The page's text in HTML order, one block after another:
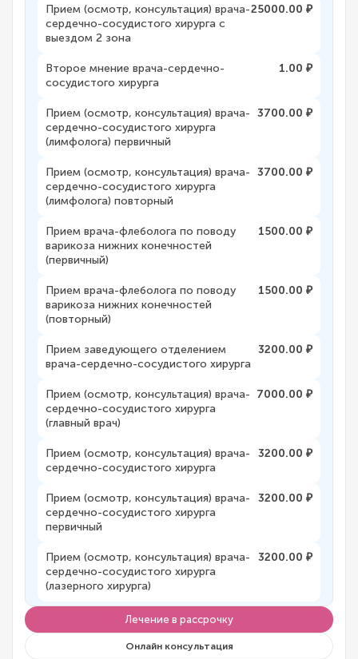
Прием (осмотр, консультация) врача-
сердечно-сосудистого хирурга с
выездом 2 зона
25000.00 ₽
Второе мнение врача-сердечно-
сосудистого хирурга
1.00 ₽
Прием (осмотр, консультация) врача-
сердечно-сосудистого хирурга
(лимфолога) первичный
3700.00 ₽
Прием (осмотр, консультация) врача-
сердечно-сосудистого хирурга
(лимфолога) повторный
3700.00 ₽
Прием врача-флеболога по поводу
варикоза нижних конечностей
(первичный)
1500.00 ₽
Прием врача-флеболога по поводу
варикоза нижних конечностей
(повторный)
1500.00 ₽
Прием заведующего отделением
врача-сердечно-сосудистого хирурга
3200.00 ₽
Прием (осмотр, консультация) врача-
сердечно-сосудистого хирурга
(главный врач)
7000.00 ₽
Прием (осмотр, консультация) врача-
сердечно-сосудистого хирурга
3200.00 ₽
Прием (осмотр, консультация) врача-
сердечно-сосудистого хирурга
первичный
3200.00 ₽
Прием (осмотр, консультация) врача-
сердечно-сосудистого хирурга
(лазерного хирурга)
3200.00 ₽
Лечение в рассрочку
Онлайн консультация